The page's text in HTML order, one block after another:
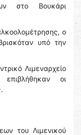
στο Βουκάρι
ο
υπό την
Λιμεναρχείο
οι
του Λιμενικού